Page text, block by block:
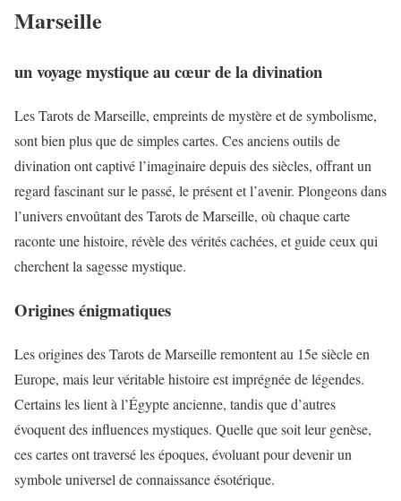
Marseille
un voyage mystique au cœur de la divination
Les Tarots de Marseille, empreints de mystère et de symbolisme,
sont bien plus que de simples cartes. Ces anciens outils de
divination ont captivé l’imaginaire depuis des siècles, offrant un
regard fascinant sur le passé, le présent et l’avenir. Plongeons dans
l’univers envoûtant des Tarots de Marseille, où chaque carte
raconte une histoire, révèle des vérités cachées, et guide ceux qui
cherchent la sagesse mystique.
Origines énigmatiques
Les origines des Tarots de Marseille remontent au 15e siècle en
Europe, mais leur véritable histoire est imprégnée de légendes.
Certains les lient à l’Égypte ancienne, tandis que d’autres
évoquent des influences mystiques. Quelle que soit leur genèse,
ces cartes ont traversé les époques, évoluant pour devenir un
symbole universel de connaissance ésotérique.